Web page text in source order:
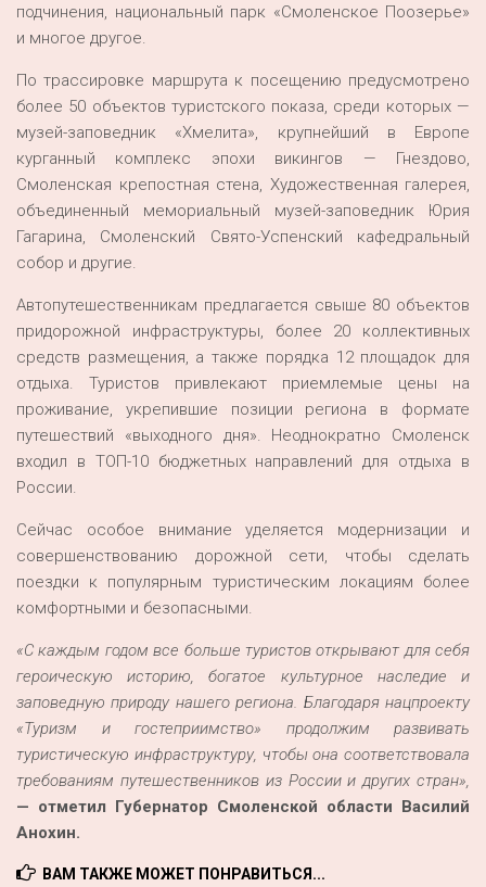
подчинения, национальный парк «Смоленское Поозерье»
и многое другое.
По трассировке маршрута к посещению предусмотрено
более 50 объектов туристского показа, среди которых —
музей-заповедник «Хмелита», крупнейший в Европе
курганный комплекс эпохи викингов — Гнездово,
Смоленская крепостная стена, Художественная галерея,
объединенный мемориальный музей-заповедник Юрия
Гагарина, Смоленский Свято-Успенский кафедральный
собор и другие.
Автопутешественникам предлагается свыше 80 объектов
придорожной инфраструктуры, более 20 коллективных
средств размещения, а также порядка 12 площадок для
отдыха. Туристов привлекают приемлемые цены на
проживание, укрепившие позиции региона в формате
путешествий «выходного дня». Неоднократно Смоленск
входил в ТОП-10 бюджетных направлений для отдыха в
России.
Сейчас особое внимание уделяется модернизации и
совершенствованию дорожной сети, чтобы сделать
поездки к популярным туристическим локациям более
комфортными и безопасными.
«C каждым годом все больше туристов открывают для себя
героическую историю, богатое культурное наследие и
заповедную природу нашего региона. Благодаря нацпроекту
«Туризм и гостеприимство» продолжим развивать
туристическую инфраструктуру, чтобы она соответствовала
требованиям путешественников из России и других стран»,
— отметил Губернатор Смоленской области Василий
Анохин.
ВАМ ТАКЖЕ МОЖЕТ ПОНРАВИТЬСЯ...